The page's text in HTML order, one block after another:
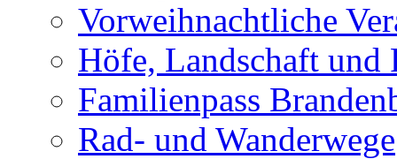
Vorweihnachtliche
Höfe, Landschaft und
Familienpass
Rad- und Wanderwege